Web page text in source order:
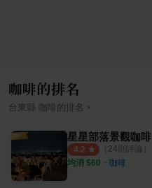
咖啡的排名
台東縣 咖啡 的排名 ›
星星部落景觀咖啡
4.2 （ 24則評論）
均消 $60 ・ 咖啡